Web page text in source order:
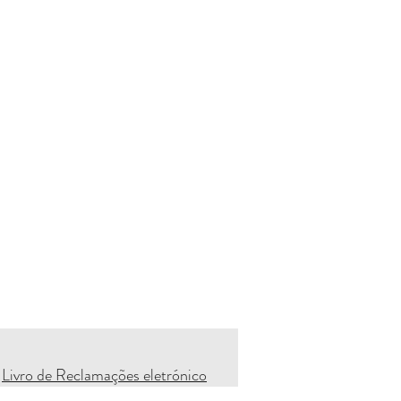
Livro de Reclamações eletrónico